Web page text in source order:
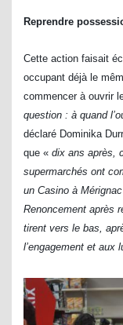
Reprendre
Cette action faisait
occupant déjà le
commencer à ouvrir
question : à quand
déclaré Dominika
que « dix ans après,
supermarchés ont
un Casino à
Renoncement après
tirent vers le bas,
l’engagement et aux